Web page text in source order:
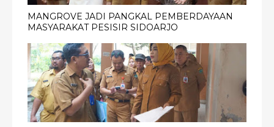
MANGROVE JADI PANGKAL PEMBERDAYAAN
MASYARAKAT PESISIR SIDOARJO